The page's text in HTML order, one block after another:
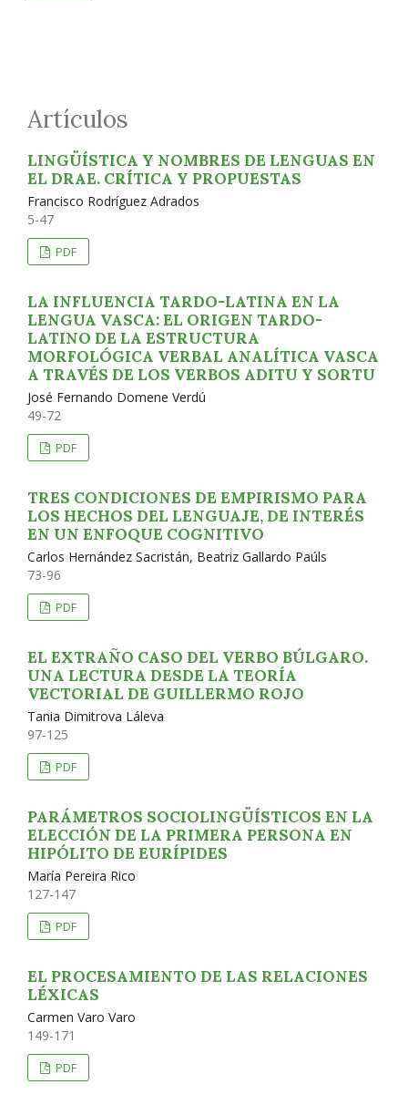
Artículos
LINGÜÍSTICA Y NOMBRES DE LENGUAS EN
EL DRAE. CRÍTICA Y PROPUESTAS
Francisco Rodríguez Adrados
5-47
PDF
LA INFLUENCIA TARDO-LATINA EN LA
LENGUA VASCA: EL ORIGEN TARDO-
LATINO DE LA ESTRUCTURA
MORFOLÓGICA VERBAL ANALÍTICA VASCA
A TRAVÉS DE LOS VERBOS ADITU Y SORTU
José Fernando Domene Verdú
49-72
PDF
TRES CONDICIONES DE EMPIRISMO PARA
LOS HECHOS DEL LENGUAJE, DE INTERÉS
EN UN ENFOQUE COGNITIVO
Carlos Hernández Sacristán, Beatriz Gallardo Paúls
73-96
PDF
EL EXTRAÑO CASO DEL VERBO BÚLGARO.
UNA LECTURA DESDE LA TEORÍA
VECTORIAL DE GUILLERMO ROJO
Tania Dimitrova Láleva
97-125
PDF
PARÁMETROS SOCIOLINGÜÍSTICOS EN LA
ELECCIÓN DE LA PRIMERA PERSONA EN
HIPÓLITO DE EURÍPIDES
María Pereira Rico
127-147
PDF
EL PROCESAMIENTO DE LAS RELACIONES
LÉXICAS
Carmen Varo Varo
149-171
PDF